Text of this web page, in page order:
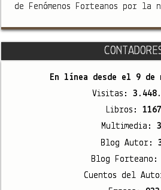
de Fenómenos Forteanos por la
En línea desde el 9 de
Visitas:
Libros:1167
Multimedia:
Blog Autor:
Blog Forteano:
Cuentos del